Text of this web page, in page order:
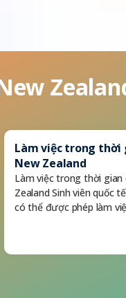
Làm việc trong thời
New Zealand
Làm việc trong thời gian
Zealand Sinh viên quốc
có thể được phép làm